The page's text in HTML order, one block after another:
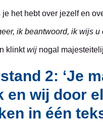
het hebt over jezelf en
ik beantwoord, ik wijs u
klinktwij nogal
2: ‘Je
en wij door
in één